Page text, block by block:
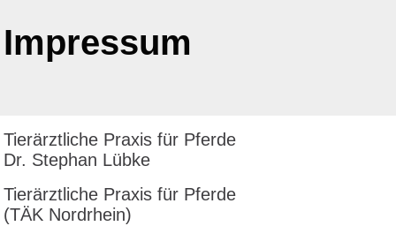
Impressum
Tierärztliche Praxis für Pferde
Dr. Stephan Lübke
Tierärztliche Praxis für Pferde
(TÄK Nordrhein)